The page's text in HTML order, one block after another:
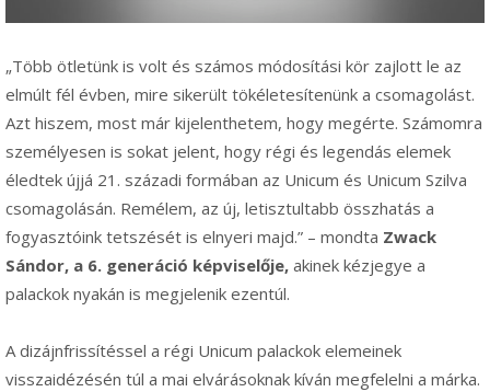
„Több ötletünk is volt és számos módosítási kör zajlott le az
elmúlt fél évben, mire sikerült tökéletesítenünk a csomagolást.
Azt hiszem, most már kijelenthetem, hogy megérte. Számomra
személyesen is sokat jelent, hogy régi és legendás elemek
éledtek újjá 21. századi formában az Unicum és Unicum Szilva
csomagolásán. Remélem, az új, letisztultabb összhatás a
fogyasztóink tetszését is elnyeri majd.” – mondta Zwack
Sándor, a 6. generáció képviselője, akinek kézjegye a
palackok nyakán is megjelenik ezentúl.
A dizájnfrissítéssel a régi Unicum palackok elemeinek
visszaidézésén túl a mai elvárásoknak kíván megfelelni a márka.